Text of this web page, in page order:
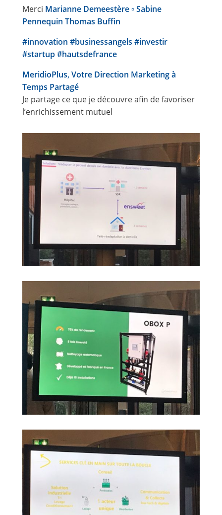
Merci Marianne Demeestère ▫ Sabine
Pennequin Thomas Buffin
#innovation #businessangels #investir
#startup#hautsdefrance
MeridioPlus, Votre Direction Marketing à
Temps Partagé
Je partage ce que je découvre afin de favoriser
l’enrichissement mutuel